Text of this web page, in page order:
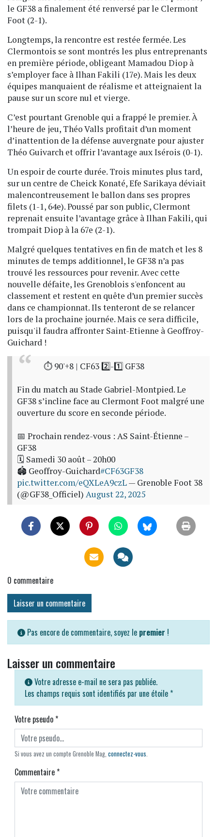
le GF38 a finalement été renversé par le Clermont
Foot (2-1).
Longtemps, la rencontre est restée fermée. Les
Clermontois se sont montrés les plus entreprenants
en première période, obligeant Mamadou Diop à
s’employer face à Ilhan Fakili (17e). Mais les deux
équipes manquaient de réalisme et atteignaient la
pause sur un score nul et vierge.
C’est pourtant Grenoble qui a frappé le premier. À
l’heure de jeu, Théo Valls profitait d’un moment
d’inattention de la défense auvergnate pour ajuster
Théo Guivarch et offrir l’avantage aux Isérois (0-1).
Un espoir de courte durée. Trois minutes plus tard,
sur un centre de Cheick Konaté, Efe Sarikaya déviait
malencontreusement le ballon dans ses propres
filets (1-1, 64e). Poussé par son public, Clermont
reprenait ensuite l’avantage grâce à Ilhan Fakili, qui
trompait Diop à la 67e (2-1).
Malgré quelques tentatives en fin de match et les 8
minutes de temps additionnel, le GF38 n’a pas
trouvé les ressources pour revenir. Avec cette
nouvelle défaite, les Grenoblois s'enfoncent au
classement et restent en quête d’un premier succès
dans ce championnat. Ils tenteront de se relancer
lors de la prochaine journée. Mais ce sera difficile,
puisqu'il faudra affronter Saint-Etienne à Geoffroy-
Guichard !
⏱ 90'+8 | CF63 2️⃣-1️⃣ GF38
Fin du match au Stade Gabriel-Montpied. Le
GF38 s’incline face au Clermont Foot malgré une
ouverture du score en seconde période.
📅 Prochain rendez-vous : AS Saint-Étienne –
GF38
🗓 Samedi 30 août – 20h00
🏟 Geoffroy-Guichard#CF63GF38
pic.twitter.com/eQXLeA9czL— Grenoble Foot 38
(@GF38_Officiel) August 22, 2025
0 commentaire
Laisser un commentaire
Pas encore de commentaire, soyez le premier !
Laisser un commentaire
Votre adresse e-mail ne sera pas publiée.
Les champs requis sont identifiés par une étoile *
Votre pseudo*
Si vous avez un compte Grenoble Mag, connectez-vous
Commentaire*